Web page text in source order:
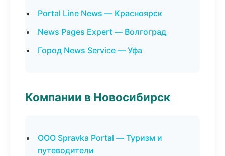
Portal Line News — Красноярск
News Pages Expert — Волгоград
Город News Service — Уфа
Компании в Новосибирск
ООО Spravka Portal — Туризм и
путеводители